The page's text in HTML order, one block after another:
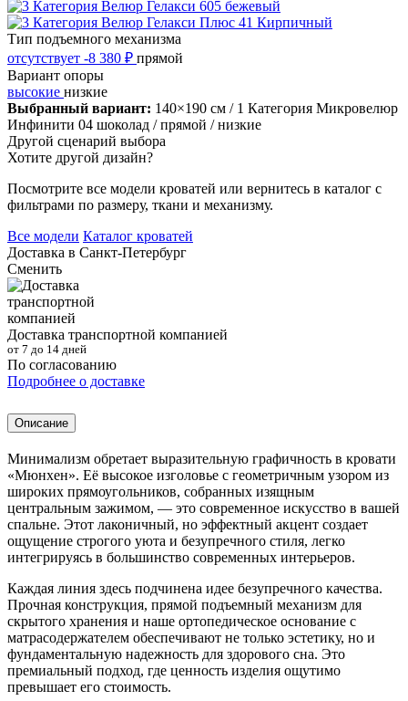
Тип подъемного механизма
отсутствует -8 380 ₽ прямой
Вариант опоры
высокие низкие
Выбранный вариант: 140×190 см / 1 Категория Микровелюр
Инфинити 04 шоколад / прямой / низкие
Другой сценарий выбора
Хотите другой дизайн?
Посмотрите все модели кроватей или вернитесь в каталог с
фильтрами по размеру, ткани и механизму.
Все модели Каталог кроватей
Доставка в Санкт-Петербург
Сменить
Доставка транспортной компанией
от 7 до 14 дней
По согласованию
Подробнее о доставке
Описание
Минимализм обретает выразительную графичность в кровати
«Мюнхен». Её высокое изголовье с геометричным узором из
широких прямоугольников, собранных изящным
центральным зажимом, — это современное искусство в вашей
спальне. Этот лаконичный, но эффектный акцент создает
ощущение строгого уюта и безупречного стиля, легко
интегрируясь в большинство современных интерьеров.
Каждая линия здесь подчинена идее безупречного качества.
Прочная конструкция, прямой подъемный механизм для
скрытого хранения и наше ортопедическое основание с
матрасодержателем обеспечивают не только эстетику, но и
фундаментальную надежность для здорового сна. Это
премиальный подход, где ценность изделия ощутимо
превышает его стоимость.